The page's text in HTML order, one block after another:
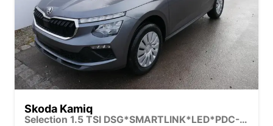
Skoda Kamiq
Selection 1.5 TSI DSG*SMARTLINK*LED*PDC-HI*TEMPOMAT*SHZ*KLIMA